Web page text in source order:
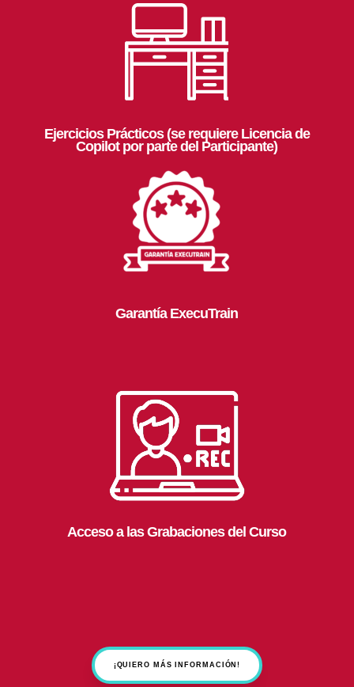
Ejercicios Prácticos (se requiere Licencia de
Copilot por parte del Participante)
Garantía ExecuTrain
Acceso a las Grabaciones del Curso
¡QUIERO MÁS INFORMACIÓN!